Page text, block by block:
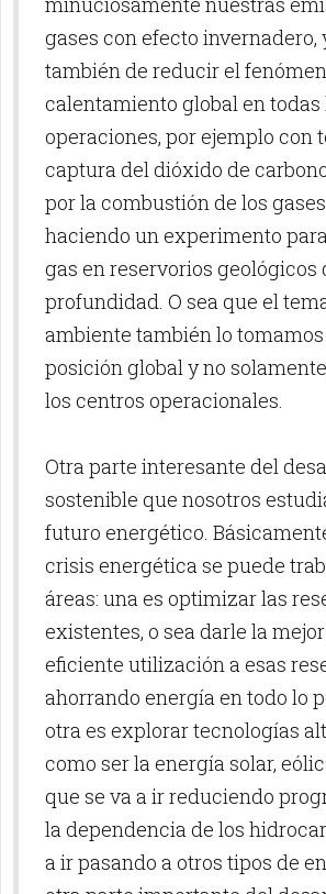
gases con efecto invernadero,
también de reducir el
calentamiento global en todas
operaciones, por ejemplo con
captura del dióxido de
por la combustión de los
haciendo un experimento
gas en reservorios geológicos
profundidad. O sea que el
ambiente también lo
posición global y no
los centros operacionales.
Otra parte interesante del
sostenible que nosotros
futuro energético.
crisis energética se puede
áreas: una es optimizar las
existentes, o sea darle la
eficiente utilización a esas
ahorrando energía en todo lo
otra es explorar tecnologías
como ser la energía solar,
que se va a ir reduciendo
la dependencia de los
a ir pasando a otros tipos de